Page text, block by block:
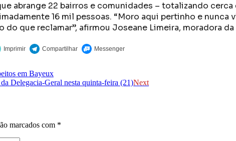
abrange 22 bairros e comunidades – totalizando
16 mil pessoas. “Moro aqui pertinho e nunca
que reclamar”, afirmou Joseane Limeira, moradora
em Bayeux
Delegacia-Geral nesta quinta-feira (21)Next
marcados com *